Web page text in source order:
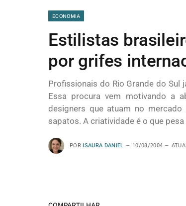
ECONOMIA
Estilistas
por grifes
Profissionais do Rio Grande do Sul
Essa procura vem motivando a
designers que atuam no
sapatos. A criatividade é o que
POR ISAURA DANIEL 10/08/2004